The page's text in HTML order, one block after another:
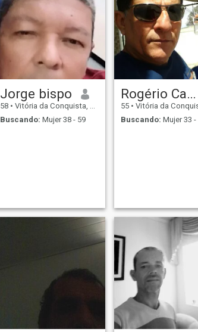
Jorge bispo
58 • Vitória da Conquista, Bahia, Brasil
Buscando: Mujer 38 - 59
Rogério Campelo
55 • Vitória da Conquista, Bahia,
Buscando: Mujer 33 -